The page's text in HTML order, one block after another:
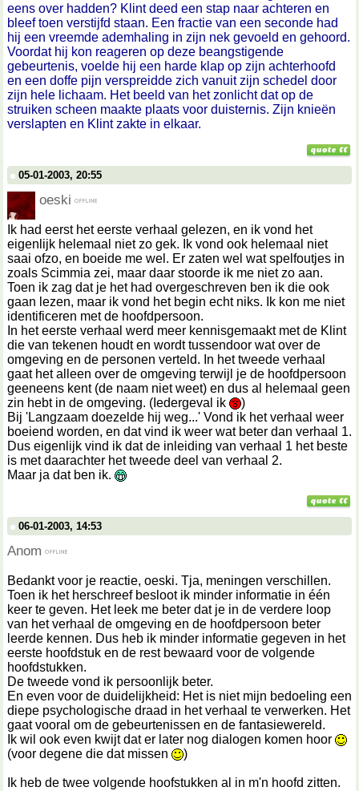
eens over hadden? Klint deed een stap naar achteren en
bleef toen verstijfd staan. Een fractie van een seconde had
hij een vreemde ademhaling in zijn nek gevoeld en gehoord.
Voordat hij kon reageren op deze beangstigende
gebeurtenis, voelde hij een harde klap op zijn achterhoofd
en een doffe pijn verspreidde zich vanuit zijn schedel door
zijn hele lichaam. Het beeld van het zonlicht dat op de
struiken scheen maakte plaats voor duisternis. Zijn knieën
verslapten en Klint zakte in elkaar.
05-01-2003, 20:55
oeski
Ik had eerst het eerste verhaal gelezen, en ik vond het
eigenlijk helemaal niet zo gek. Ik vond ook helemaal niet
saai ofzo, en boeide me wel. Er zaten wel wat spelfoutjes in
zoals Scimmia zei, maar daar stoorde ik me niet zo aan.
Toen ik zag dat je het had overgeschreven ben ik die ook
gaan lezen, maar ik vond het begin echt niks. Ik kon me niet
identificeren met de hoofdpersoon.
In het eerste verhaal werd meer kennisgemaakt met de Klint
die van tekenen houdt en wordt tussendoor wat over de
omgeving en de personen verteld. In het tweede verhaal
gaat het alleen over de omgeving terwijl je de hoofdpersoon
geeneens kent (de naam niet weet) en dus al helemaal geen
zin hebt in de omgeving. (Iedergeval ik
)
Bij 'Langzaam doezelde hij weg...' Vond ik het verhaal weer
boeiend worden, en dat vind ik weer wat beter dan verhaal 1.
Dus eigenlijk vind ik dat de inleiding van verhaal 1 het beste
is met daarachter het tweede deel van verhaal 2.
Maar ja dat ben ik.
06-01-2003, 14:53
Anom
Bedankt voor je reactie, oeski. Tja, meningen verschillen.
Toen ik het herschreef besloot ik minder informatie in één
keer te geven. Het leek me beter dat je in de verdere loop
van het verhaal de omgeving en de hoofdpersoon beter
leerde kennen. Dus heb ik minder informatie gegeven in het
eerste hoofdstuk en de rest bewaard voor de volgende
hoofdstukken.
De tweede vond ik persoonlijk beter.
En even voor de duidelijkheid: Het is niet mijn bedoeling een
diepe psychologische draad in het verhaal te verwerken. Het
gaat vooral om de gebeurtenissen en de fantasiewereld.
Ik wil ook even kwijt dat er later nog dialogen komen hoor
(voor degene die dat missen
)
Ik heb de twee volgende hoofstukken al in m'n hoofd zitten.